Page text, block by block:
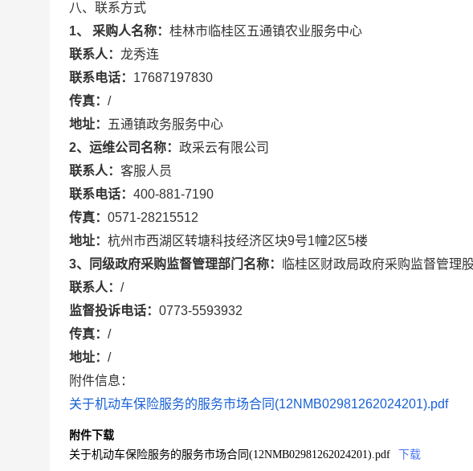
八、联系方式
1、 采购人名称： 桂林市临桂区五通镇农业服务中心
联系人： 龙秀连
联系电话： 17687197830
传真： /
地址：
五通镇政务服务中心
2、运维公司名称： 政采云有限公司
联系人： 客服人员
联系电话： 400-881-7190
传真： 0571-28215512
地址： 杭州市西湖区转塘科技经济区块9号1幢2区5楼
3、同级政府采购监督管理部门名称：
临桂区财政局政府采购监督管理
联系人： /
监督投诉电话： 0773-5593932
传真： /
地址： /
附件信息：
关于机动车保险服务的服务市场合同(12NMB02981262024201).pdf
附件下载
关于机动车保险服务的服务市场合同(12NMB02981262024201).pdf
下载